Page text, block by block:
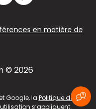
en matière de
© 2026
Google, la Politique de
s’appliquent.